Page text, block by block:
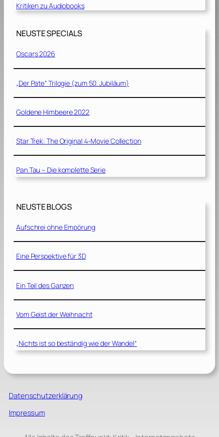
Kritiken zu Audiobooks
NEUSTE SPECIALS
Oscars 2026
„Der Pate“ Trilogie (zum 50. Jubiläum)
Goldene Himbeere 2022
Star Trek: The Original 4-Movie Collection
Pan Tau – Die komplette Serie
NEUSTE BLOGS
Aufschrei ohne Empörung
Eine Perspektive für 3D
Ein Teil des Ganzen
Vom Geist der Weihnacht
„Nichts ist so beständig wie der Wandel“
Datenschutzerklärung
Impressum